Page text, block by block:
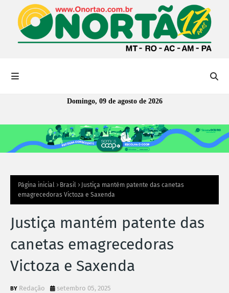
Domingo, 09 de agosto de 2026
Página inicial Brasil
Justiça mantém patente das canetas
emagrecedoras Victoza e Saxenda
Justiça mantém patente das
canetas emagrecedoras
Victoza e Saxenda
Redação setembro 05, 2025